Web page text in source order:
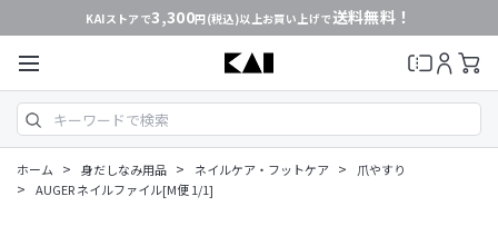
KAIストアで3,300円(税込)以上お買い上げで送料無料！
ホーム > 身だしなみ用品 > ネイルケア・フットケア > 爪やすり
> AUGER ネイルファイル[M便 1/1]